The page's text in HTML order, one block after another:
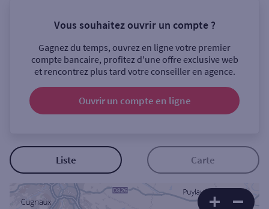
Sélectionnez votre recherche
Ouverte le samedi
Coffre-fort
Autour de moi
Vous souhaitez ouvrir un compte ?
Gagnez du temps, ouvrez en ligne votre premier
compte bancaire, profitez d'une offre exclusive web
et rencontrez plus tard votre conseiller en agence.
Ouvrir un compte en ligne
Liste Carte